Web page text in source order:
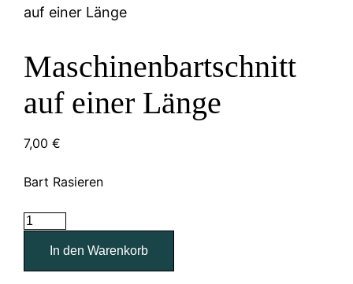
auf einer Länge
Maschinenbartschnitt
auf einer Länge
7,00€
Bart Rasieren
Maschinenbartschnitt
einer
In den Warenkorb